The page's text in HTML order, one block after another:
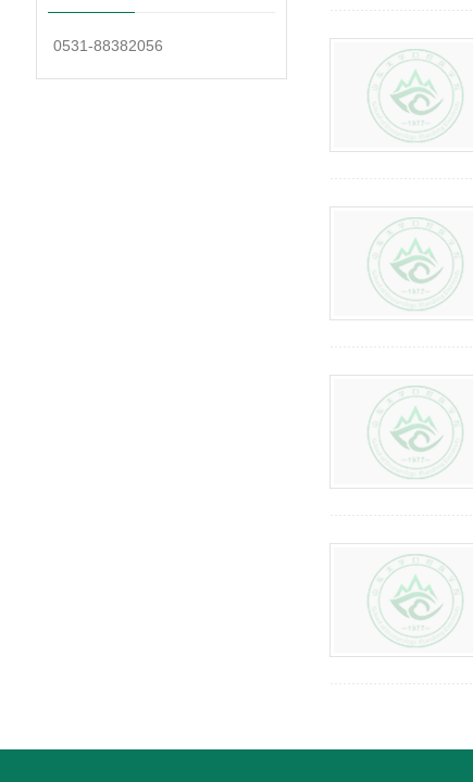
0531-88382056